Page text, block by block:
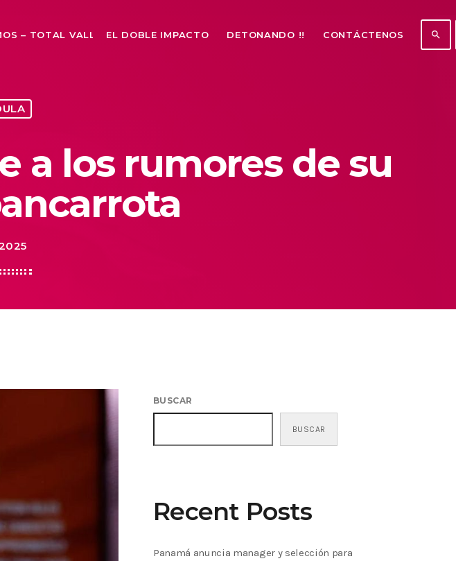
– TOTAL VALLASEL DOBLE IMPACTO DETONANDO !! CONTÁCTENOS search
a los rumores de su
BUSCAR
BUSCAR
Recent Posts
Panamá anuncia manager y selección para